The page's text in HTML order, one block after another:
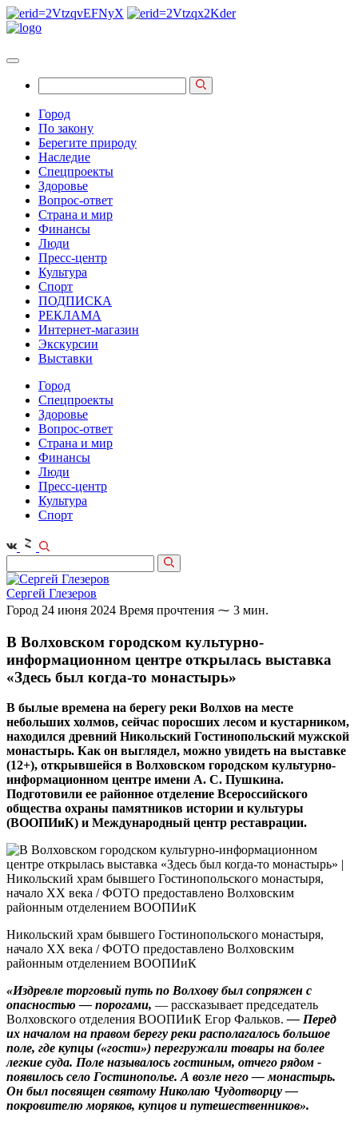
Город
По закону
Берегите природу
Наследие
Спецпроекты
Здоровье
Вопрос-ответ
Страна и мир
Финансы
Люди
Пресс-центр
Культура
Спорт
ПОДПИСКА
РЕКЛАМА
Интернет-магазин
Экскурсии
Выставки
Город
Спецпроекты
Здоровье
Вопрос-ответ
Страна и мир
Финансы
Люди
Пресс-центр
Культура
Спорт
Сергей Глезеров
Город 24 июня 2024 Время прочтения ⁓ 3 мин.
В Волховском городском культурно-
информационном центре открылась выставка
«Здесь был когда‑то монастырь»
В былые времена на берегу реки Волхов на месте
небольших холмов, сейчас поросших лесом и кустарником,
находился древний Никольский Гостинопольский мужской
монастырь. Как он выглядел, можно увидеть на выставке
(12+), открывшейся в Волховском городском культурно-
информационном центре имени А. С. Пушкина.
Подготовили ее районное отделение Всероссийского
общества охраны памятников истории и культуры
(ВООПИиК) и Международный центр реставрации.
Никольский храм бывшего Гостинопольского монастыря,
начало ХХ века / ФОТО предоставлено Волховским
районным отделением ВООПИиК
«Издревле торговый путь по Волхову был сопряжен с
опасностью — порогами, — рассказывает председатель
Волховского отделения ВООПИиК Егор Фальков.— Перед
их началом на правом берегу реки располагалось большое
поле, где купцы («гости») перегружали товары на более
легкие суда. Поле называлось гостиным, отчего рядом ­
появилось село Гостинополье. А возле него — монастырь.
Он был посвящен святому Николаю Чудотворцу —
покровителю моряков, купцов и путешественников».